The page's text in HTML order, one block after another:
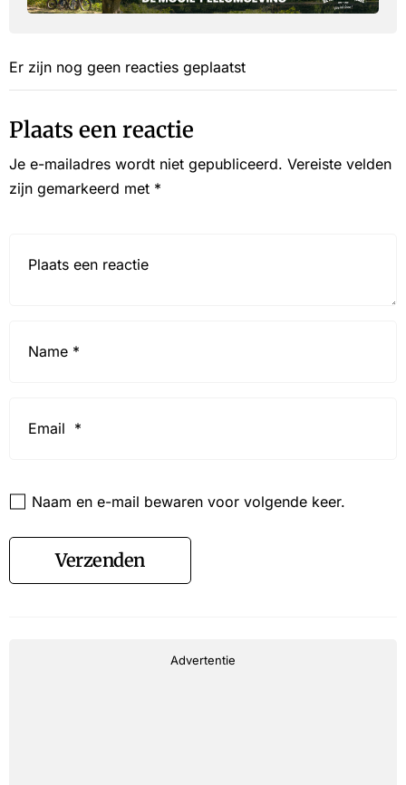
Er zijn nog geen reacties geplaatst
Plaats een reactie
Je e-mailadres wordt niet gepubliceerd. Vereiste velden
zijn gemarkeerd met *
Naam en e-mail bewaren voor volgende keer.
Verzenden
Advertentie